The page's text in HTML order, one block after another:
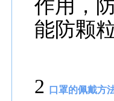
作用，
能防颗粒
2 口罩的佩戴方